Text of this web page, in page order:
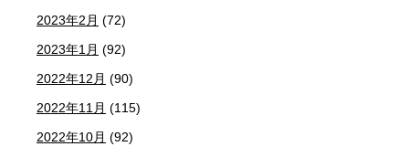
2023年2月 (72)
2023年1月 (92)
2022年12月 (90)
2022年11月 (115)
2022年10月 (92)